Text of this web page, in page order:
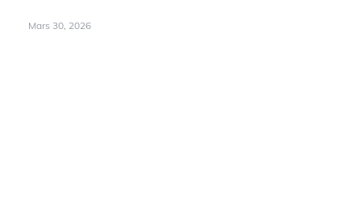
Mars 30, 2026